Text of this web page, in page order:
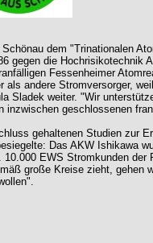
dem "Trinationalen
gegen die
Fessenheimer
andere Stromversorger,
Sladek weiter. "Wir
geschlossenen
gehaltenen Studien
Das AKW Ishikawa
EWS Stromkunden
große Kreise zieht,